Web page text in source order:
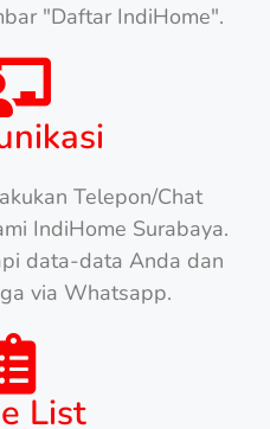
"Daftar IndiHome".
Telepon/Chat
IndiHome Surabaya.
data-data Anda dan
via Whatsapp.
List